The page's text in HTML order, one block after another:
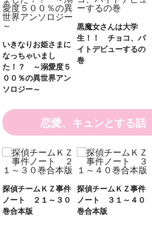
黒魔女さんは大学
イトデビューするの
巻
１～１１ 全１１巻
合本版
恋愛、キュンとする話
探偵チームＫＺ事件
ノート ３１～４０
巻合本版
探偵チームＫＺ事件
ノート １１～２０
巻合本版